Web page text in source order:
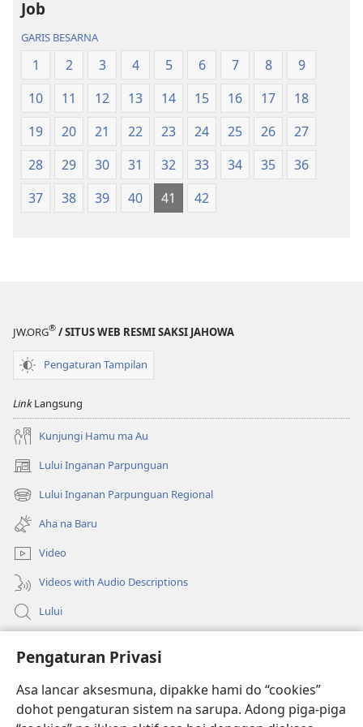
Pengaturan Privasi
Asa lancar aksesmuna, dipakke hami do “cookies”
dohot pengaturan sistem na sarupa. Adong piga-piga
Naeng
Mangolu
di
Tano
na
Imbaru
Naeng
Mangolu
di
Tano
na
Imbaru
Job
GARIS BESARNA
1 2 3 4 5 6 7 8
9
10
11 12 13 14 15 16 17
18
19
20 21 22 23 24 25 26
27
28
29 30 31 32 33 34 35
36
37
38 39 40 41 42
JW.ORG® / SITUS WEB RESMI SAKSI JAHOWA
Pengaturan Tampilan
LinkLangsung
Kunjungi Hamu ma Au
Lului Inganan Parpunguan
(opens
new
window)
Lului Inganan Parpunguan Regional
(opens
new
window)
Aha na Baru
Video
Videos with Audio Descriptions
Lului
(opens
new
window)